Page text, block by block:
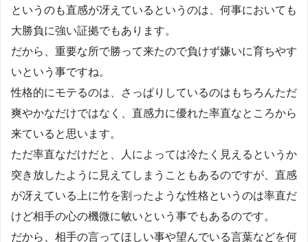
というのも直感が冴えているというのは、何事においても
大勝負に強い証拠でもあります。
だから、重要な所で勝って来たので負けず嫌いに育ちやす
いという事ですね。
性格的にモテるのは、さっぱりしているのはもちろんただ
爽やかなだけではなく、直感力に優れた率直なところから
来ていると思います。
ただ率直なだけだと、人によっては冷たく見えるというか
突き放したように見えてしまうこともあるのですが、直感
が冴えている上に竹を割ったような性格というのは率直だ
けど相手の心の機微に敏いという事でもあるのです。
だから、相手の言ってほしい事や望んでいる言葉などを何